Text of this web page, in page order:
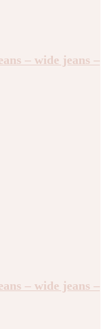
– wide jeans –
– wide jeans –